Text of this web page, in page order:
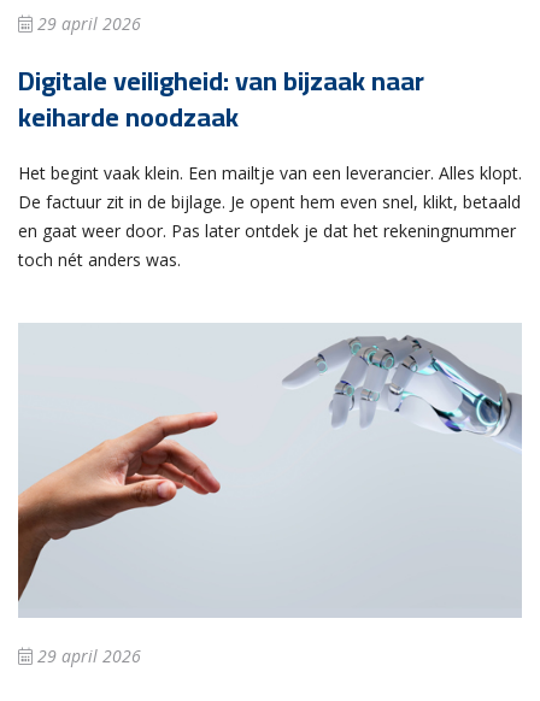
29 april 2026
Digitale veiligheid: van bijzaak naar
keiharde noodzaak
Het begint vaak klein. Een mailtje van een leverancier. Alles klopt.
De factuur zit in de bijlage. Je opent hem even snel, klikt, betaald
en gaat weer door. Pas later ontdek je dat het rekeningnummer
toch nét anders was.
29 april 2026